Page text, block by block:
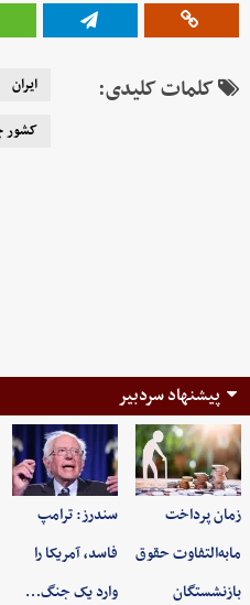
کلمات کلیدی: ایران
کشور
پیشنهاد سردبیر
زمان پرداخت
مابه‌التفاوت حقوق
بازنشستگان
سندرز: ترامپ
فاسد، آمریکا را
وارد یک جنگ…